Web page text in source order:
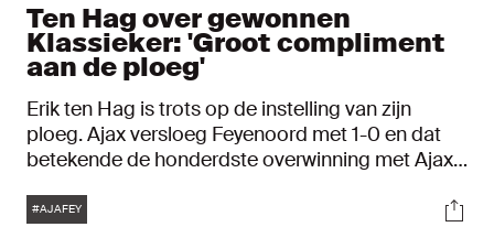
Ten Hag over gewonnen
Klassieker: 'Groot compliment
aan de ploeg'
Erik ten Hag is trots op de instelling van zijn
ploeg. Ajax versloeg Feyenoord met 1-0 en dat
betekende de honderdste overwinning met Ajax
Tags
#AJAFEY